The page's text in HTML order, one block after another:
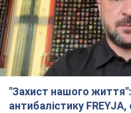
"Захист нашого
антибалістику FREYJA,